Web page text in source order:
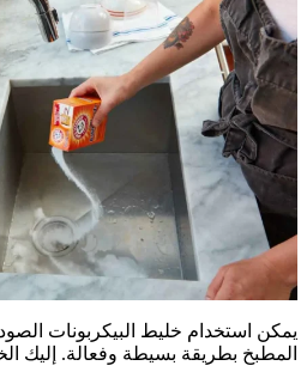
استخدام خليط البيكربونات
بطريقة بسيطة وفعالة. إليك